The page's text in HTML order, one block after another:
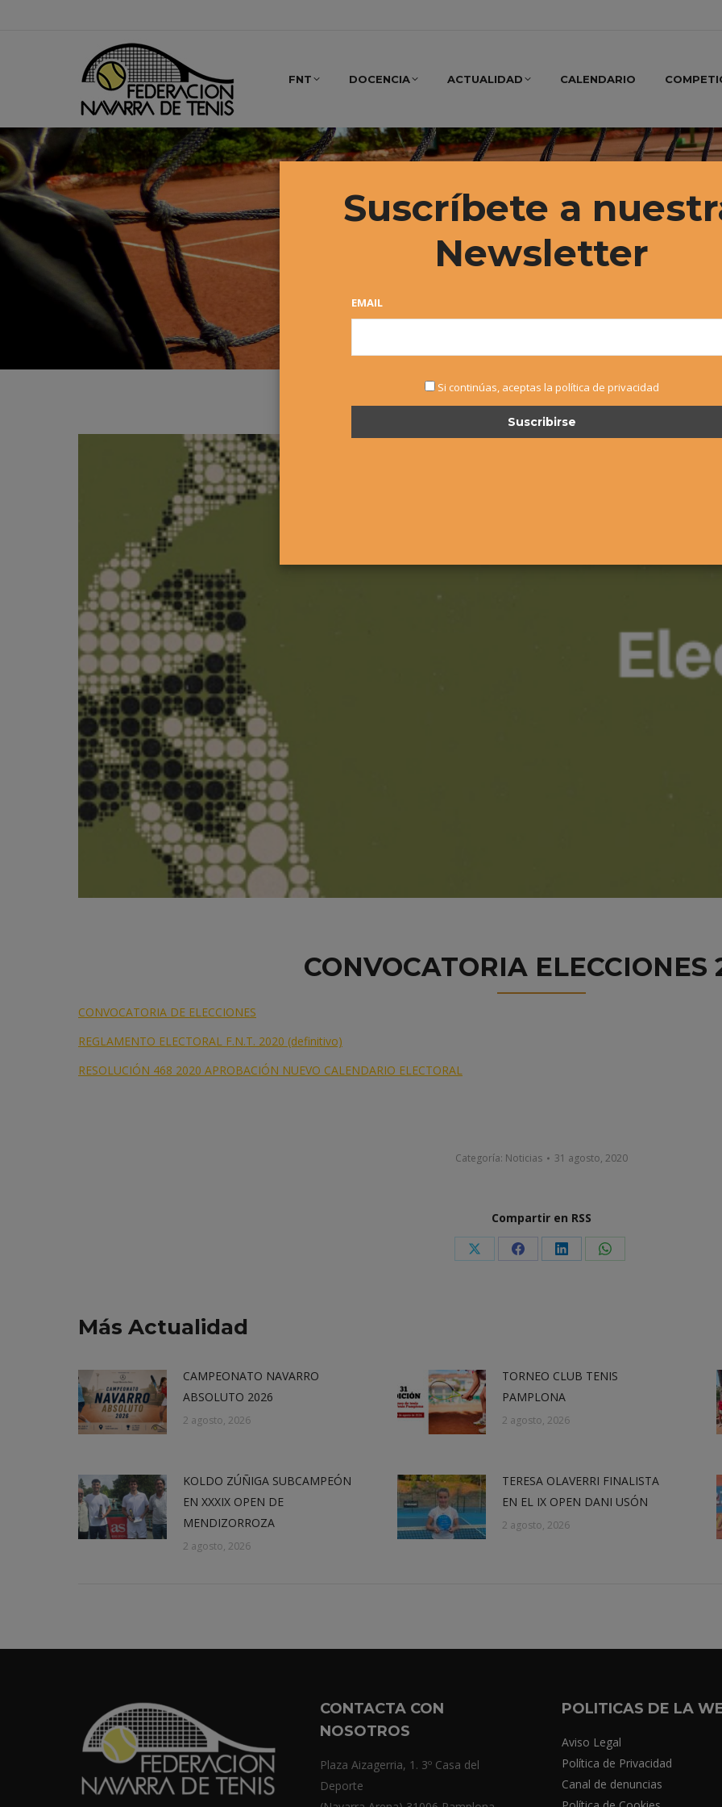
FNT DOCENCIA ACTUALIDAD CALENDARIO
CONVOCATORIA ELECCIONES
CONVOCATORIA DE ELECCIONES
REGLAMENTO ELECTORAL F.N.T. 2020 (definitivo)
RESOLUCIÓN 468 2020 APROBACIÓN NUEVO CALENDARIO ELECTORAL
Categoría: Noticias 31 agosto, 2020
Compartir en RSS
Share Share Share Share
Más Actualidad
CAMPEONATO NAVARRO
ABSOLUTO 2026
2 agosto, 2026
TORNEO CLUB TENIS
PAMPLONA
2 agosto, 2026
KOLDO ZÚÑIGA SUBCAMPEÓN
EN XXXIX OPEN DE
MENDIZORROZA
2 agosto, 2026
TERESA OLAVERRI FINALISTA
EN EL IX OPEN DANI USÓN
2 agosto, 2026
CONTACTA CON
NOSOTROS
Plaza Aizagerria, 1. 3º Casa del
Deporte
POLITICAS DE LA
Aviso Legal
Política de Privacidad
Canal de denuncias
Suscríbete a
Newsletter
EMAIL
Si continúas, aceptas la política de privacidad